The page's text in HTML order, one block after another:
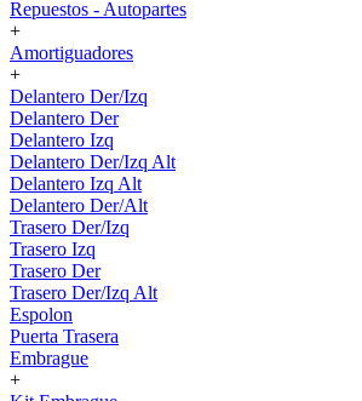
Repuestos - Autopartes
+
Amortiguadores
+
Delantero Der/Izq
Delantero Der
Delantero Izq
Delantero Der/Izq Alt
Delantero Izq Alt
Delantero Der/Alt
Trasero Der/Izq
Trasero Izq
Trasero Der
Trasero Der/Izq Alt
Espolon
Puerta Trasera
Embrague
+